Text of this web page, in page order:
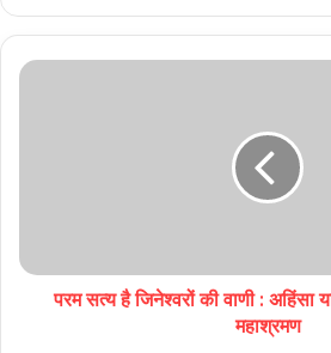
परम सत्य है जिनेश्वरों की वाणी : अहिंसा
महाश्रमण